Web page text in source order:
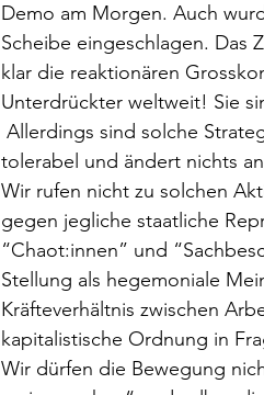
Demo am Morgen. Auch
Scheibe eingeschlagen. Das
klar die reaktionären
Unterdrückter weltweit! Sie
Allerdings sind solche
tolerabel und ändert nichts
Wir rufen nicht zu solchen
gegen jegliche staatliche
“Chaot:innen” und
Stellung als hegemoniale
Kräfteverhältnis zwischen
kapitalistische Ordnung in
Wir dürfen die Bewegung